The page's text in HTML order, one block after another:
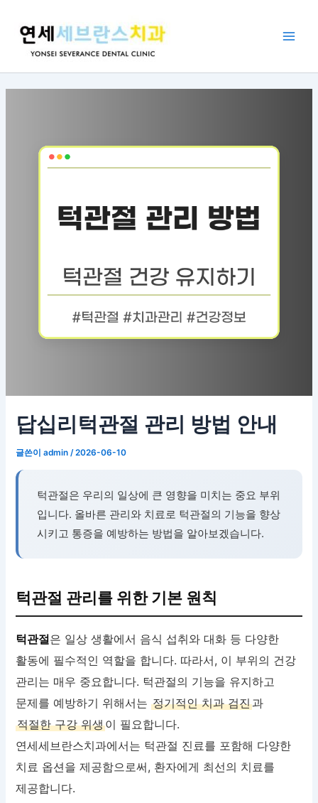
건
너
답십리턱관절 관리 방법 안내
글쓴이admin/2026-06-10
턱관절은 우리의 일상에 큰 영향을 미치는 중요 부위
입니다. 올바른 관리와 치료로 턱관절의 기능을 향상
시키고 통증을 예방하는 방법을 알아보겠습니다.
턱관절 관리를 위한 기본 원칙
턱관절은 일상 생활에서 음식 섭취와 대화 등 다양한
활동에 필수적인 역할을 합니다. 따라서, 이 부위의 건강
관리는 매우 중요합니다. 턱관절의 기능을 유지하고
문제를 예방하기 위해서는정기적인 치과 검진과
적절한 구강 위생이 필요합니다.
연세세브란스치과에서는 턱관절 진료를 포함해 다양한
치료 옵션을 제공함으로써, 환자에게 최선의 치료를
제공합니다.
색